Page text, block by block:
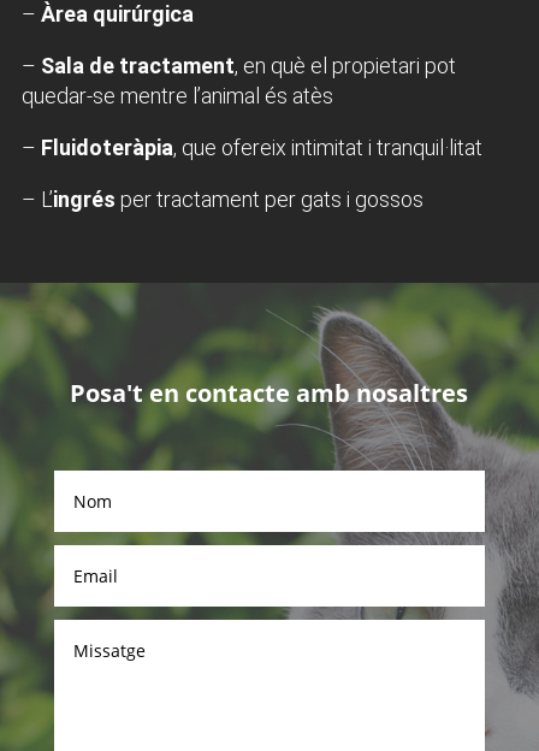
– Àrea quirúrgica
– Sala de tractament, en què el propietari pot
quedar-se mentre l’animal és atès
– Fluidoteràpia, que ofereix intimitat i tranquil·litat
– L’ingrés per tractament per gats i gossos
Posa't en contacte amb nosaltres